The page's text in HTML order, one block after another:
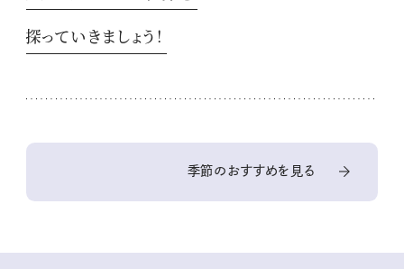
探っていきましょう！
季節のおすすめを見る